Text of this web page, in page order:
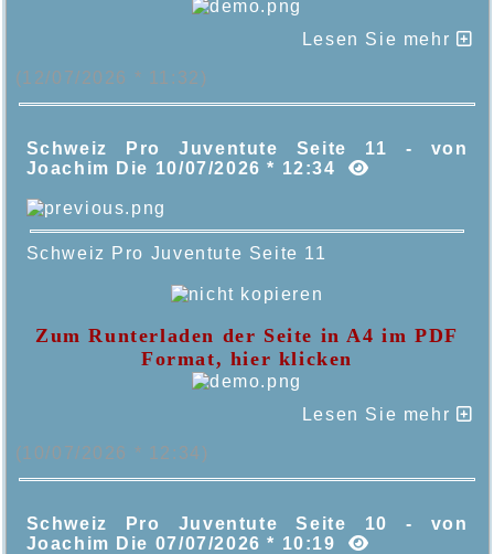
Lesen Sie mehr
(12/07/2026 * 11:32)
Schweiz Pro Juventute Seite 11 - von
Joachim Die 10/07/2026 * 12:34
Schweiz Pro Juventute Seite 11
Zum Runterladen der Seite in A4 im PDF
Format, hier klicken
Lesen Sie mehr
(10/07/2026 * 12:34)
Schweiz Pro Juventute Seite 10 - von
Joachim Die 07/07/2026 * 10:19